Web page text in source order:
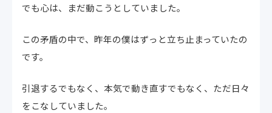
でも心は、まだ動こうとしていました。
この矛盾の中で、昨年の僕はずっと立ち止まっていたの
です。
引退するでもなく、本気で動き直すでもなく、ただ日々
をこなしていました。